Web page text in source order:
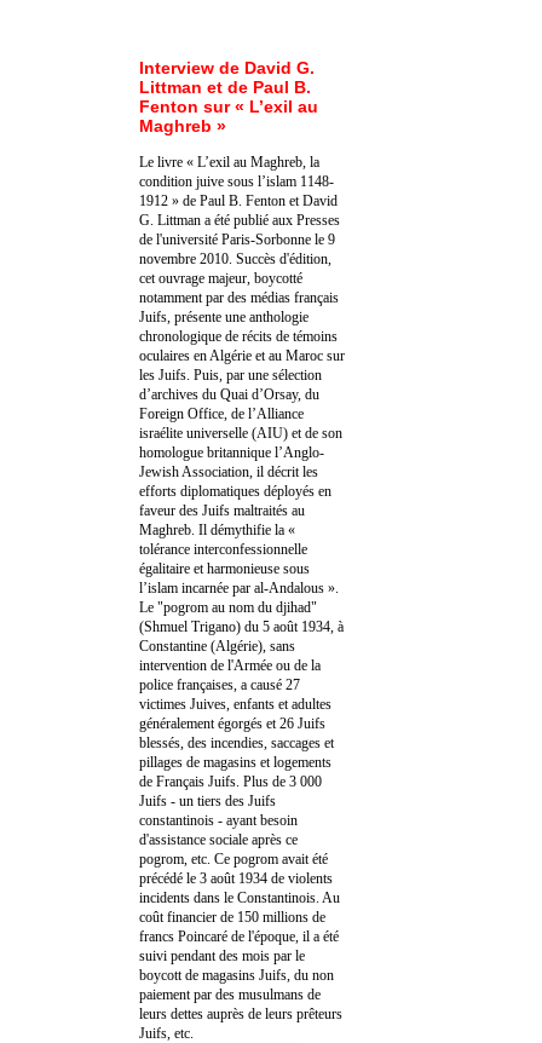
Interview de David G.
Littman et de Paul B.
Fenton sur « L’exil au
Maghreb »
Le livre « L’exil au Maghreb, la
condition juive sous l’islam 1148-
1912 » de Paul B. Fenton et David
G. Littman a été publié aux Presses
de l'université Paris-Sorbonne le 9
novembre 2010. Succès d'édition,
cet ouvrage majeur, boycotté
notamment par des médias français
Juifs, présente une anthologie
chronologique de récits de témoins
oculaires en Algérie et au Maroc sur
les Juifs. Puis, par une sélection
d’archives du Quai d’Orsay, du
Foreign Office, de l’Alliance
israélite universelle (AIU) et de son
homologue britannique l’Anglo-
Jewish Association, il décrit les
efforts diplomatiques déployés en
faveur des Juifs maltraités au
Maghreb. Il démythifie la «
tolérance interconfessionnelle
égalitaire et harmonieuse sous
l’islam incarnée par al-Andalous ».
Le "pogrom au nom du djihad"
(Shmuel Trigano) du 5 août 1934, à
Constantine (Algérie), sans
intervention de l'Armée ou de la
police françaises, a causé 27
victimes Juives, enfants et adultes
généralement égorgés et 26 Juifs
blessés, des incendies, saccages et
pillages de magasins et logements
de Français Juifs. Plus de 3 000
Juifs - un tiers des Juifs
constantinois - ayant besoin
d'assistance sociale après ce
pogrom, etc. Ce pogrom avait été
précédé le 3 août 1934 de violents
incidents dans le Constantinois. Au
coût financier de 150 millions de
francs Poincaré de l'époque, il a été
suivi pendant des mois par le
boycott de magasins Juifs, du non
paiement par des musulmans de
leurs dettes auprès de leurs prêteurs
Juifs, etc.